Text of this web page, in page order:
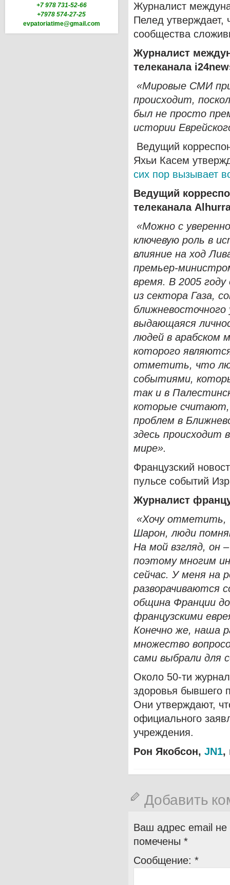
+7 978 731-52-66
+7978 574-27-25
evpatoriatime@gmail.com
Журналист
Пелед утверждает,
сообщества
Журналист
телеканала i24
«Мировые СМИ
происходит,
был не просто
истории
Ведущий
Яхьи Касем
сих пор вызывает
Ведущий
телеканала
«Можно с
ключевую роль в
влияние на ход
премьер-
время. В 2005 году
из сектора Газа,
ближневосточного
выдающаяся
людей в арабском
которого
отметить, что
событиями,
так и в
которые считают,
проблем в
здесь происходит
мире».
Французский
пульсе событий
Журналист
«Хочу отметить,
Шарон, люди
На мой взгляд, он
поэтому многим
сейчас. У меня на
разворачиваются
община Франции
французскими
Конечно же, наша
множество
сами выбрали для
Около 50-ти
здоровья бывшего
Они утверждают,
официального
учреждения.
Рон Якобсон, JN1,
Добавить
Ваш адрес email не
помечены *
Сообщение: *